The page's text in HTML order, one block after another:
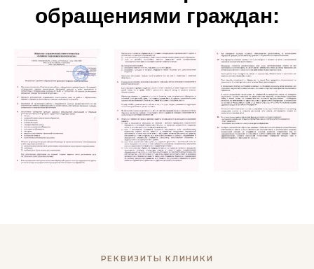
обращениями граждан:
РЕКВИЗИТЫ КЛИНИКИ